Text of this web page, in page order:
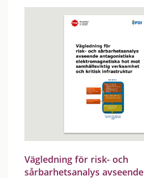
Vägledning för risk- och
sårbarhetsanalys avseende